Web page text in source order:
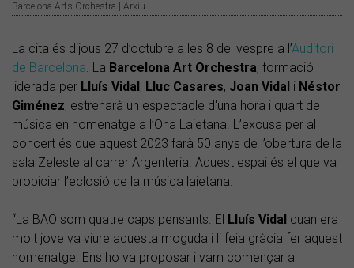
Barcelona Arts Orchestra | Arxiu
La cita és dijous 27 d’octubre a les 8 del vespre a l’Auditori
de Barcelona. La Barcelona Art Orchestra, formació
liderada per Lluís Vidal , Lluc Casares, Joan Vidal i Néstor
Giménez, estrenarà un espectacle d'una hora i quart de
música en homenatge a l’Ona Laietana. L’excusa per al
concert és que aquest 2023 farà 50 anys de l’obertura de la
sala Zeleste al carrer Argenteria. Aquest espai és el que va
propiciar l’eclosió de la música laietana.
“La BAO som quatre caps pensants. El Lluís Vidal quan era
molt jove va viure aquesta moguda i li feia gràcia fer aquest
homenatge. Ens ho va proposar i vam començar a